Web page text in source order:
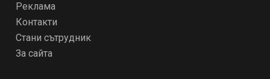
Реклама
Контакти
Стани сътрудник
За сайта